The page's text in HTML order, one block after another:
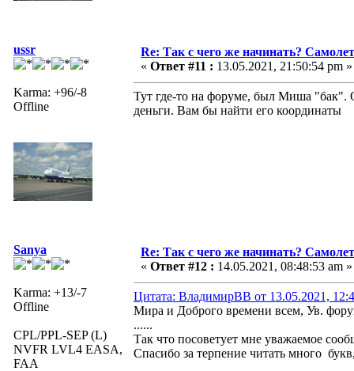
ussr
Karma: +96/-8
Offline
Re: Так с чего же начинать?
« Ответ #11 : 13.05.2021, 21:50:54 pm »
Тут где-то на форуме, был Миша "бак".
деньги. Вам бы найти его координаты
Sanya
Karma: +13/-7
Offline
CPL/PPL-SEP (L)
NVFR LVL4 EASA,
FAA
Re: Так с чего же начинать?
« Ответ #12 : 14.05.2021, 08:48:53 am »
Цитата: ВладимирВВ от 13.05.2021,
Мира и Доброго времени всем, Ув.
......
Так что посоветует мне уважаемое
Спасибо за терпение читать много